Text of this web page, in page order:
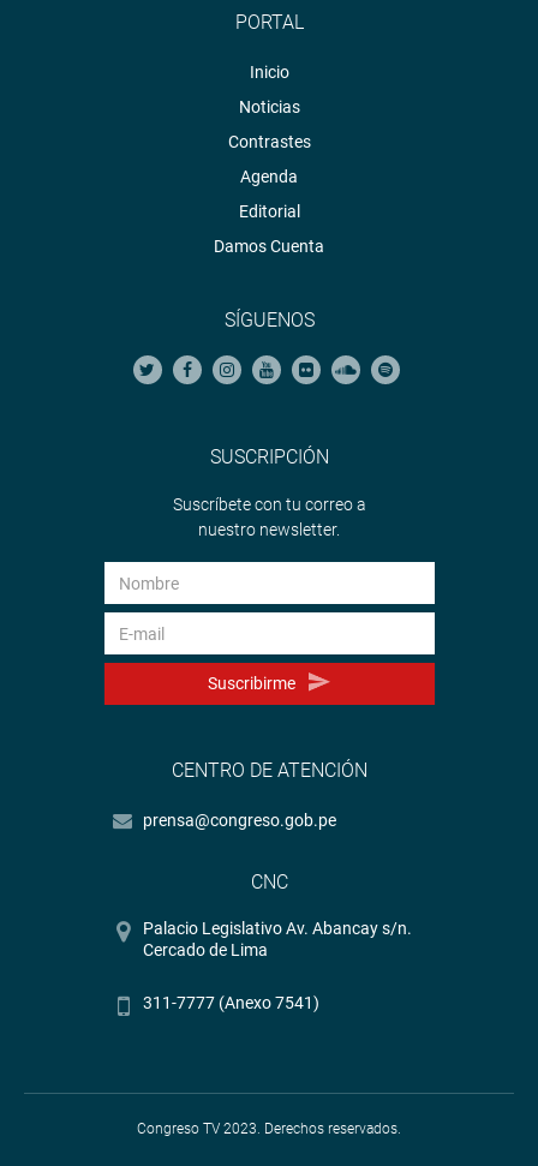
PORTAL
Inicio
Noticias
Contrastes
Agenda
Editorial
Damos Cuenta
SÍGUENOS
SUSCRIPCIÓN
Suscríbete con tu correo a
nuestro newsletter.
Suscribirme
CENTRO DE ATENCIÓN
prensa@congreso.gob.pe
CNC
Palacio Legislativo Av. Abancay s/n.
Cercado de Lima
311-7777 (Anexo 7541)
Congreso TV 2023. Derechos reservados.